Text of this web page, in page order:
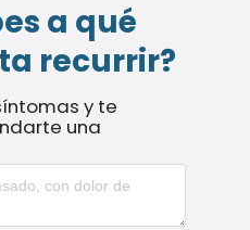
a qué
recurrir?
y te
una